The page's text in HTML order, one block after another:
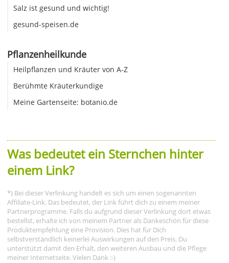
Salz ist gesund und wichtig!
gesund-speisen.de
Pflanzenheilkunde
Heilpflanzen und Kräuter von A-Z
Berühmte Kräuterkundige
Meine Gartenseite: botanio.de
Was bedeutet ein Sternchen hinter
einem Link?
*) Bei dieser Verlinkung handelt es sich um einen sogenannten
Affiliate-Link. Das bedeutet, der Link führt dich zu einem meiner
Partnerprogramme. Falls du aufgrund dieser Verlinkung dort etwas
bestellst, erhalte ich von meinem Partner als Dankeschön für diese
Produktempfehlung eine Provision. Dies hat für Dich
selbstverständlich keinerlei Auswirkungen auf den Preis. Du
unterstützt damit den Erhalt, den weiteren Ausbau und die Pflege
meiner Internetseite. Vielen Dank :-)